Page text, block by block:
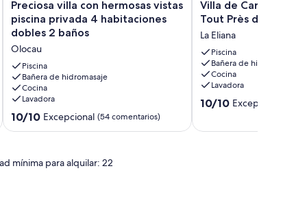
Preciosa
villa
con
vistas
piscina
privada
4
habitaciones
dobles
Preciosa villa con hermosas vistas
piscina privada 4 habitaciones
dobles 2 baños
Olocau
Piscina
Bañera de hidromasaje
Cocina
Lavadora
10.0
sobre
(54 comentarios)
10/10 Excepcional (54 comentarios)
Villa
de
de
600m2
Tout
Près
de
Valence
Villa de Caractère
Tout Près de
La Eliana
Piscina
Bañera de hidromasaje
Cocina
Lavadora
10.0
10/10 Excepcional
mínima para alquilar: 22